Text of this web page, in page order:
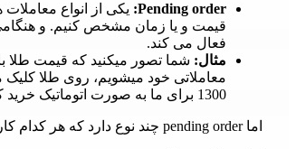
Pending order:
یکی از انواع
قیمت و یا زمان مشخص کنیم. و
فعال می کند.
مثال:
1300 برای ما به صورت اتوماتیک خرید کند.
اما pending order چند نوع دارد که هر کدام کاربردهای متفاوتی برای خرید و فروش دارند.